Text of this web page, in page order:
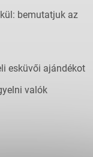
bemutatjuk az
esküvői ajándékot
valók